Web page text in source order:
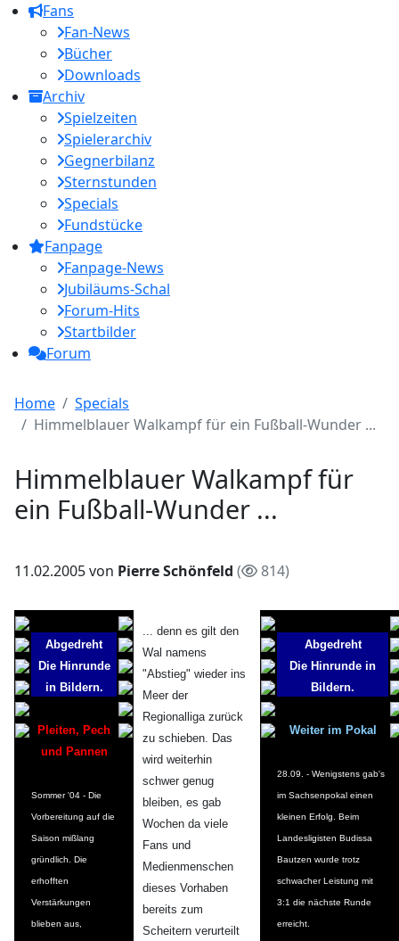
Fans
Fan-News
Bücher
Downloads
Archiv
Spielzeiten
Spielerarchiv
Gegnerbilanz
Sternstunden
Specials
Fundstücke
Fanpage
Fanpage-News
Jubiläums-Schal
Forum-Hits
Startbilder
Forum
Home
Specials
Himmelblauer Walkampf für ein Fußball-Wunder ...
Himmelblauer Walkampf für
ein Fußball-Wunder ...
11.02.2005 von Pierre Schönfeld ( 814)
Abgedreht
Die Hinrunde
in Bildern.
Pleiten, Pech
und Pannen
Sommer '04 - Die
Vorbereitung auf die
Saison mißlang
gründlich. Die
erhofften
Verstärkungen
blieben aus,
... denn es gilt den
Wal namens
"Abstieg" wieder ins
Meer der
Regionalliga zurück
zu schieben. Das
wird weiterhin
schwer genug
bleiben, es gab
Wochen da viele
Fans und
Medienmenschen
dieses Vorhaben
bereits zum
Scheitern verurteilt
Abgedreht
Die Hinrunde in
Bildern.
Weiter im Pokal
28.09. - Wenigstens gab's
im Sachsenpokal einen
kleinen Erfolg. Beim
Landesligisten Budissa
Bautzen wurde trotz
schwacher Leistung mit
3:1 die nächste Runde
erreicht.